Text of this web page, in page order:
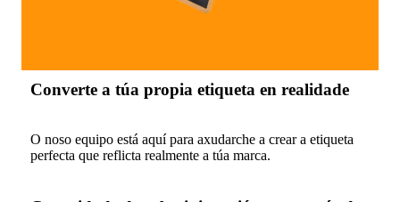
Converte a túa propia etiqueta en realidade
O noso equipo está aquí para axudarche a crear a etiqueta
perfecta que reflicta realmente a túa marca.